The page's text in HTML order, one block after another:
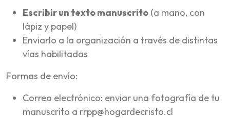
Escribir un texto manuscrito (a mano, con
lápiz y papel)
Enviarlo a la organización a través de distintas
vías habilitadas
Formas de envío:
Correo electrónico: enviar una fotografía de tu
manuscrito a rrpp@hogardecristo.cl